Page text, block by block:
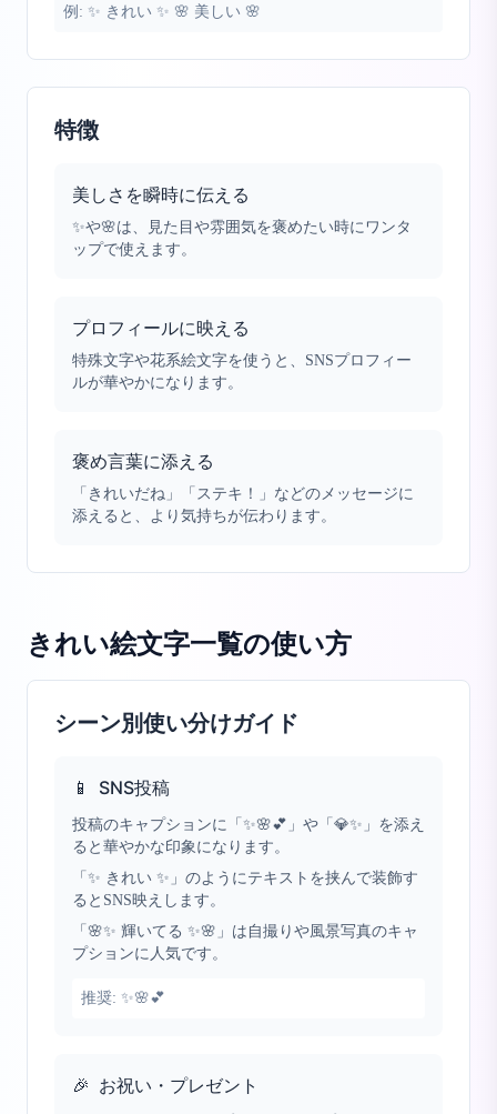
例: ✨ きれい ✨ 🌸 美しい 🌸
特徴
美しさを瞬時に伝える
✨や🌸は、見た目や雰囲気を褒めたい時にワンタ
ップで使えます。
プロフィールに映える
特殊文字や花系絵文字を使うと、SNSプロフィー
ルが華やかになります。
褒め言葉に添える
「きれいだね」「ステキ！」などのメッセージに
添えると、より気持ちが伝わります。
きれい絵文字一覧の使い方
シーン別使い分けガイド
📱 SNS投稿
投稿のキャプションに「✨🌸💕」や「💎✨」を添え
ると華やかな印象になります。
「✨ きれい ✨」のようにテキストを挟んで装飾す
るとSNS映えします。
「🌸✨ 輝いてる ✨🌸」は自撮りや風景写真のキャ
プションに人気です。
推奨: ✨🌸💕
🎉 お祝い・プレゼント